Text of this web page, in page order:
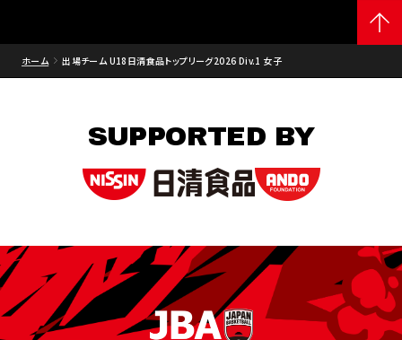
ホーム 出場チーム U18日清食品トップリーグ2026 Div.1 女子
SUPPORTED BY